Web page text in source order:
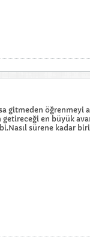
gitmeden öğrenmeyi
getireceği en büyük
sürene kadar